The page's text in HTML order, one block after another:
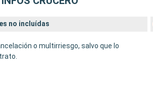
no incluídas
o multirriesgo, salvo que lo